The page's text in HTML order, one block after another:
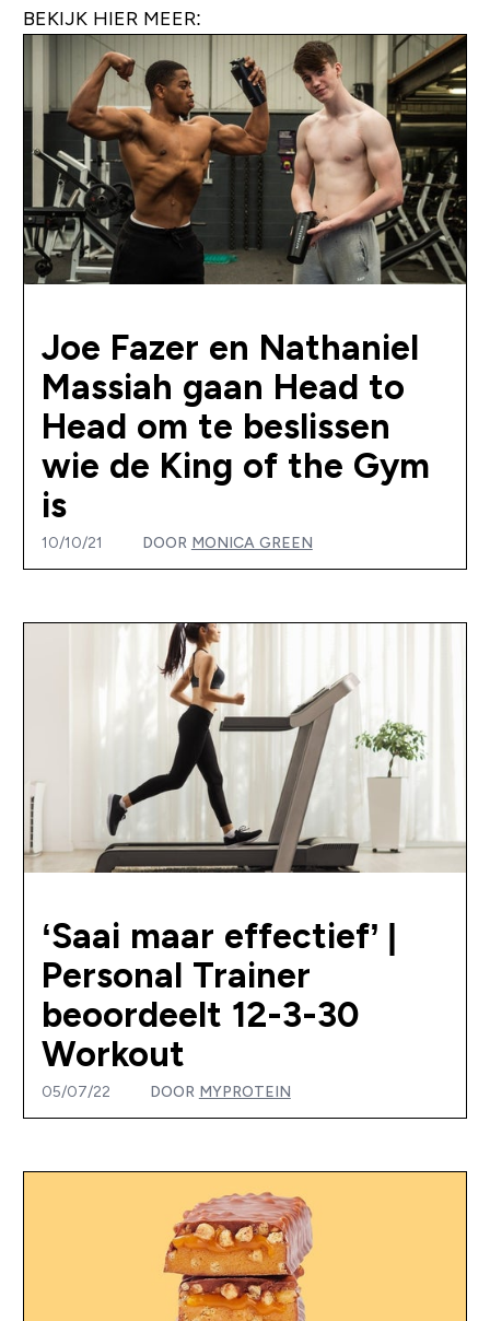
BEKIJK HIER MEER:
Joe Fazer en Nathaniel
Massiah gaan Head to
Head om te beslissen
wie de King of the Gym
is
10/10/21 DOOR MONICA GREEN
‘Saai maar effectief’ |
Personal Trainer
beoordeelt 12-3-30
Workout
05/07/22 DOOR MYPROTEIN